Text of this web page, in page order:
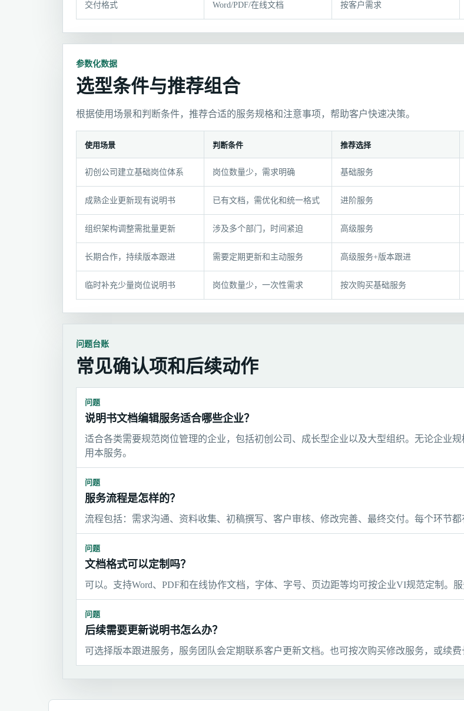
交付格式 Word/PDF/在线文档 按客户需求
参数化数据
选型条件与推荐组合
根据使用场景和判断条件，推荐合适的服务规格和注意事项，帮助客户快速决策。
使用场景 判断条件 推荐选择
初创公司建立基础岗位体系 岗位数量少，需求明确 基础服务
成熟企业更新现有说明书 已有文档，需优化和统一格式 进阶服务
组织架构调整需批量更新 涉及多个部门，时间紧迫 高级服务
长期合作，持续版本跟进 需要定期更新和主动服务 高级服务+版本跟进
临时补充少量岗位说明书 岗位数量少，一次性需求 按次购买基础服务
问题台账
常见确认项和后续动作
问题
说明书文档编辑服务适合哪些企业？
适合各类需要规范岗位管理的企业，包括初创公司、成长型企业以及大型组织。无论企业
用本服务。
问题
服务流程是怎样的？
流程包括：需求沟通、资料收集、初稿撰写、客户审核、修改完善、最终交付。每个环节
问题
文档格式可以定制吗？
可以。支持Word、PDF和在线协作文档，字体、字号、页边距等均可按企业VI规范定制。
问题
后续需要更新说明书怎么办？
可选择版本跟进服务，服务团队会定期联系客户更新文档。也可按次购买修改服务，或续费